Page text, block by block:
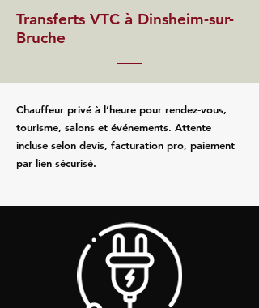
Transferts VTC à Dinsheim-sur-
Bruche
Chauffeur privé à l’heure pour rendez‑vous,
tourisme, salons et événements. Attente
incluse selon devis, facturation pro, paiement
par lien sécurisé.